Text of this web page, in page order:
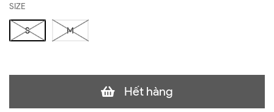
SIZE
S M
Hết hàng